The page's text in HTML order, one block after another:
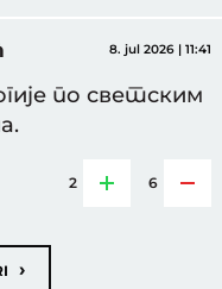
8. jul 2026 | 11:41
по светским
2 6
›